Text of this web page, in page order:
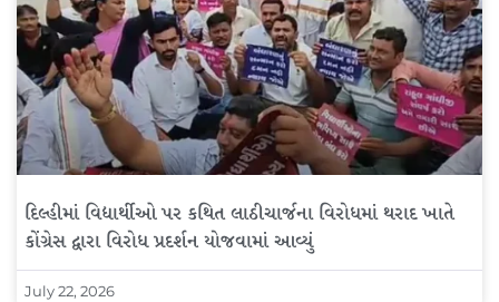
દિલ્હીમાં વિદ્યાર્થીઓ પર કથિત લાઠીચાર્જના વિરોધમાં થરાદ ખાતે
કોંગ્રેસ દ્વારા વિરોધ પ્રદર્શન યોજવામાં આવ્યું
July 22, 2026